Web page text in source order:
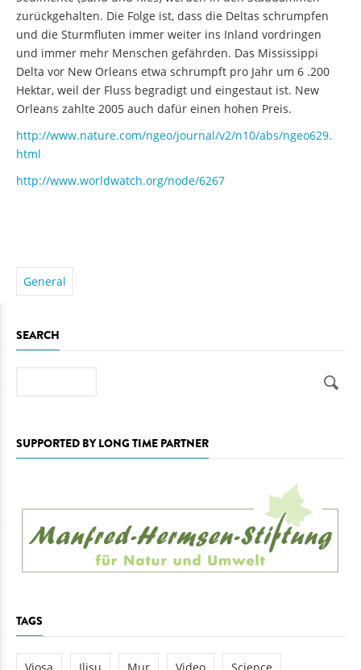
zurückgehalten. Die Folge ist, dass die Deltas schrumpfen
und die Sturmfluten immer weiter ins Inland vordringen
und immer mehr Menschen gefährden. Das Mississippi
Delta vor New Orleans etwa schrumpft pro Jahr um 6 .200
Hektar, weil der Fluss begradigt und eingestaut ist. New
Orleans zahlte 2005 auch dafür einen hohen Preis.
http://www.nature.com/ngeo/journal/v2/n10/abs/ngeo629.
html
http://www.worldwatch.org/node/6267
General
SEARCH
SUPPORTED BY LONG TIME PARTNER
TAGS